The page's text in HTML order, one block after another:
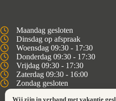
Maandag gesloten
Dinsdag op afspraak
Woensdag 09:30 - 17:30
Donderdag 09:30 - 17:30
Vrijdag 09:30 - 17:30
Zaterdag 09:30 - 16:00
Zondag gesloten
Wij zijn in verband met vakantie